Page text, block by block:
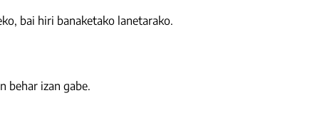
bai hiri banaketako lanetarako.
behar izan gabe.